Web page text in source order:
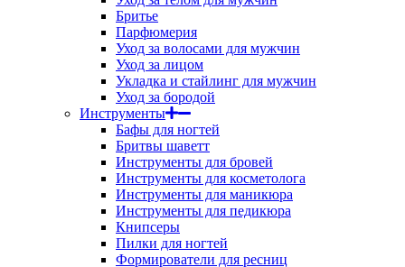
Бритье
Парфюмерия
Уход за волосами для мужчин
Уход за лицом
Укладка и стайлинг для мужчин
Уход за бородой
Инструменты
Бафы для ногтей
Бритвы шаветт
Инструменты для бровей
Инструменты для косметолога
Инструменты для маникюра
Инструменты для педикюра
Книпсеры
Пилки для ногтей
Формирователи для ресниц